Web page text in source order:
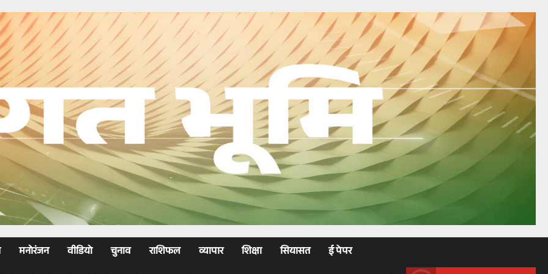
मनोरंजन वीडियो चुनाव राशिफल व्यापार शिक्षा सियासत
ई पेपर